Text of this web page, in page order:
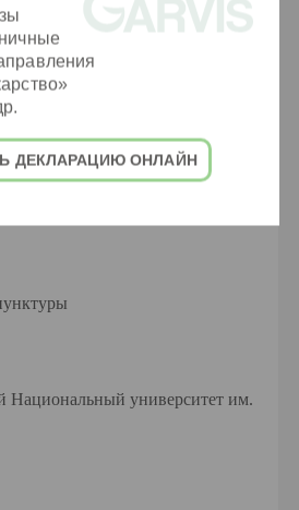
Национальный университет им.
ДЕКЛАРАЦИЮ ОНЛАЙН